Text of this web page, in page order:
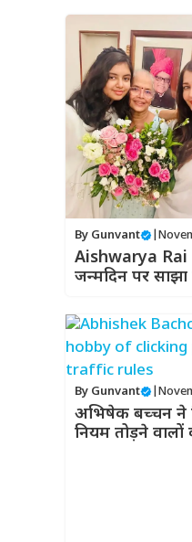
By Gunvant
Aishwarya
जन्मदिन पर
By Gunvant
अभिषेक बच्चन ने
नियम तोड़ने